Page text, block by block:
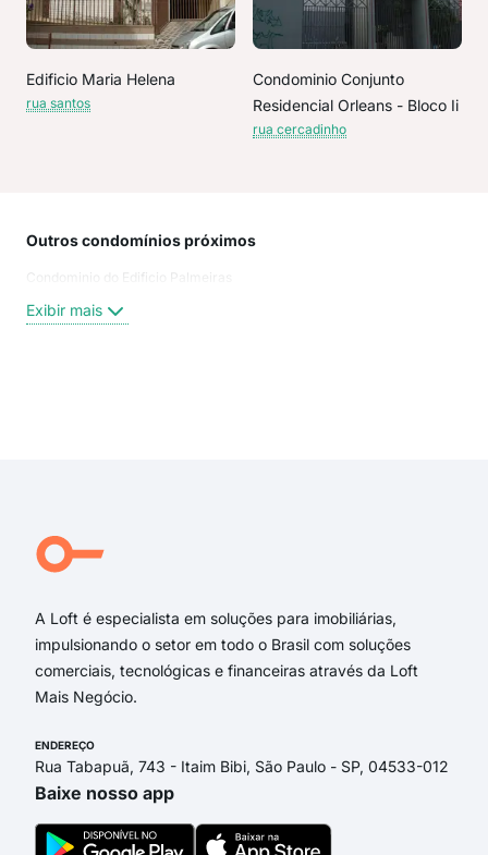
Edificio Maria Helena
rua santos
Condominio Conjunto
Residencial Orleans - Bloco Ii
rua cercadinho
Outros condomínios próximos
Condominio do Edificio Palmeiras
Exibir mais
A Loft é especialista em soluções para imobiliárias,
impulsionando o setor em todo o Brasil com soluções
comerciais, tecnológicas e financeiras através da Loft
Mais Negócio.
ENDEREÇO
Rua Tabapuã, 743 - Itaim Bibi, São Paulo - SP, 04533-012
Baixe nosso app